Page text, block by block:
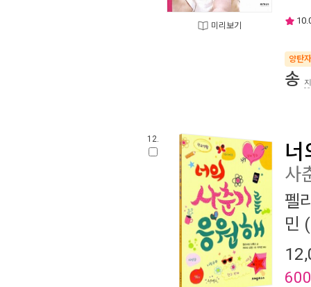
미리보기
양탄
송
12.
너
사
펠
민
600